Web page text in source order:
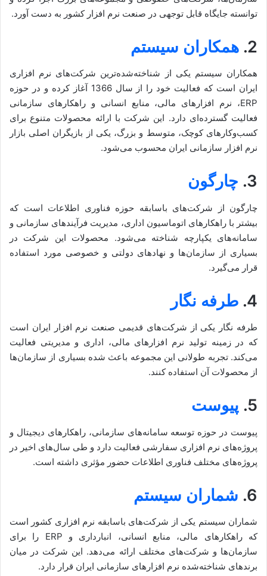
توانسته جایگاه قابل توجهی در صنعت نرم افزار کشور به دست آورد.
2. همکاران سیستم
همکاران سیستم یکی از شناخته‌شده‌ترین شرکت‌های نرم افزاری
ایران است که فعالیت خود را از سال 1366 آغاز کرده و در حوزه
ERP، نرم افزارهای مالی، منابع انسانی و راهکارهای سازمانی
فعالیت گسترده‌ای دارد. این شرکت با ارائه محصولات متنوع برای
کسب‌وکارهای کوچک، متوسط و بزرگ، یکی از بازیگران اصلی بازار
نرم افزار سازمانی ایران محسوب می‌شود.
3. چارگون
چارگون از شرکت‌های باسابقه حوزه فناوری اطلاعات است که
بیشتر با راهکارهای اتوماسیون اداری، مدیریت فرآیندهای سازمانی و
سامانه‌های یکپارچه شناخته می‌شود. محصولات این شرکت در
بسیاری از سازمان‌ها و نهادهای دولتی و خصوصی مورد استفاده
قرار می‌گیرد.
4. طرفه نگار
طرفه نگار یکی از شرکت‌های قدیمی صنعت نرم افزار ایران است
که در زمینه تولید نرم افزارهای مالی، اداری و مدیریتی فعالیت
می‌کند. تجربه طولانی این مجموعه باعث شده بسیاری از سازمان‌ها
از محصولات آن استفاده کنند.
5. پیوست
پیوست در حوزه توسعه سامانه‌های سازمانی، راهکارهای دیجیتال و
پروژه‌های نرم افزاری سفارشی فعالیت دارد و طی سال‌های اخیر در
پروژه‌های مختلف فناوری اطلاعات حضور مؤثری داشته است.
6. شماران سیستم
شماران سیستم یکی از شرکت‌های باسابقه نرم افزاری کشور است
که راهکارهای مالی، منابع انسانی، انبارداری و ERP را برای
سازمان‌ها و شرکت‌های مختلف ارائه می‌دهد. این شرکت در میان
برندهای شناخته‌شده نرم افزارهای سازمانی ایران قرار دارد.